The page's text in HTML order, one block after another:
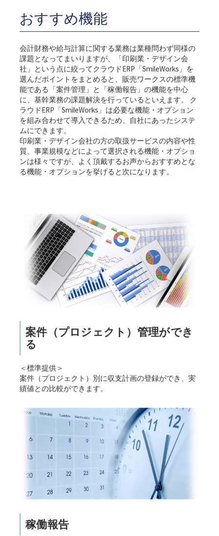
おすすめ機能
会計財務や給与計算に関する業務は業種問わず同様の
課題となってまいりますが、「印刷業・デザイン会
社」という点に絞ってクラウドERP「SmileWorks」を
選んだポイントをまとめると、販売ワークスの標準機
能である「案件管理」と「稼働報告」の機能を中心
に、基幹業務の課題解決を行っているといえます。 ク
ラウドERP「SmileWorks」は必要な機能・オプション
を組み合わせて導入できるため、自社にあったシステ
ムにできます。
印刷業・デザイン会社の方の取扱サービスの内容や性
質、事業規模などによって選択される機能・オプショ
ンは様々ですが、よく頂戴するお声からおすすめとな
る機能・オプションを挙げると次になります。
案件（プロジェクト）管理ができ
る
＜標準提供＞
案件（プロジェクト）別に収支計画の登録ができ、実
績値との比較ができます。
稼働報告